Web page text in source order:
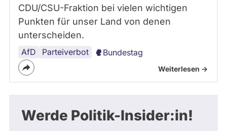
CDU/CSU-Fraktion bei vielen wichtigen
Punkten für unser Land von denen
unterscheiden.
AfD Parteiverbot Bundestag
Weiterlesen ->
Werde Politik-Insider:in!